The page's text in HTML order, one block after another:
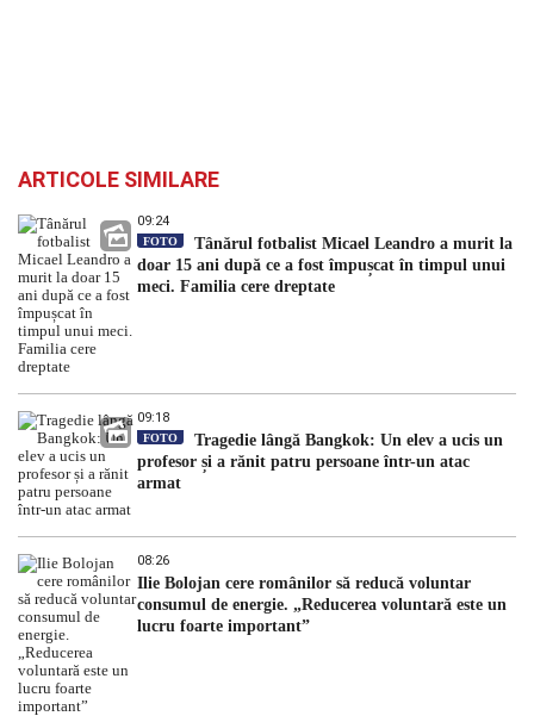
ARTICOLE SIMILARE
09:24
FOTO
Tânărul fotbalist Micael Leandro a murit la
doar 15 ani după ce a fost împușcat în timpul unui
meci. Familia cere dreptate
09:18
FOTO
Tragedie lângă Bangkok: Un elev a ucis un
profesor și a rănit patru persoane într-un atac
armat
08:26
Ilie Bolojan cere românilor să reducă voluntar
consumul de energie. „Reducerea voluntară este un
lucru foarte important”